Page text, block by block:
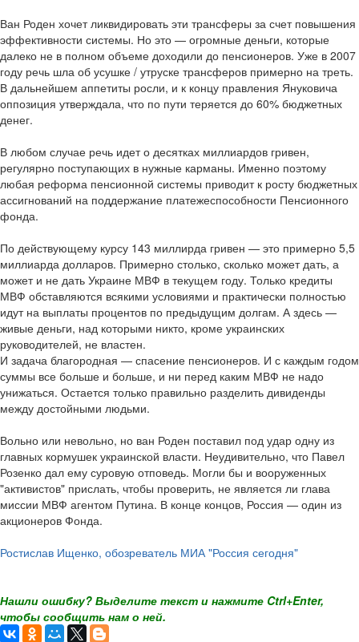
Ван Роден хочет ликвидировать эти трансферы за счет повышения
эффективности системы. Но это — огромные деньги, которые
далеко не в полном объеме доходили до пенсионеров. Уже в 2007
году речь шла об усушке / утруске трансферов примерно на треть.
В дальнейшем аппетиты росли, и к концу правления Януковича
оппозиция утверждала, что по пути теряется до 60% бюджетных
денег.
В любом случае речь идет о десятках миллиардов гривен,
регулярно поступающих в нужные карманы. Именно поэтому
любая реформа пенсионной системы приводит к росту бюджетных
ассигнований на поддержание платежеспособности Пенсионного
фонда.
По действующему курсу 143 миллирда гривен — это примерно 5,5
миллиарда долларов. Примерно столько, сколько может дать, а
может и не дать Украине МВФ в текущем году. Только кредиты
МВФ обставляются всякими условиями и практически полностью
идут на выплаты процентов по предыдущим долгам. А здесь —
живые деньги, над которыми никто, кроме украинских
руководителей, не властен.
И задача благородная — спасение пенсионеров. И с каждым годом
суммы все больше и больше, и ни перед каким МВФ не надо
унижаться. Остается только правильно разделить дивиденды
между достойными людьми.
Вольно или невольно, но ван Роден поставил под удар одну из
главных кормушек украинской власти. Неудивительно, что Павел
Розенко дал ему суровую отповедь. Могли бы и вооруженных
"активистов" прислать, чтобы проверить, не является ли глава
миссии МВФ агентом Путина. В конце концов, Россия — один из
акционеров Фонда.
Ростислав Ищенко, обозреватель МИА "Россия сегодня"
Нашли ошибку? Выделите текст и нажмите Ctrl+Enter,
чтобы сообщить нам о ней.